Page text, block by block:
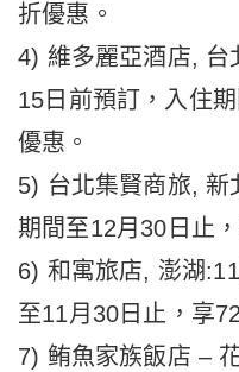
折優惠。
4) 維多麗亞酒店, 台
15日前預訂，入住
優惠。
5) 台北集賢商旅, 新
期間至12月30日止
6) 和寓旅店, 澎湖
至11月30日止，享
7) 鲔魚家族飯店 –